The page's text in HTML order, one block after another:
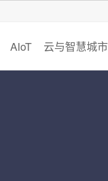
AIoT 云与智慧城市